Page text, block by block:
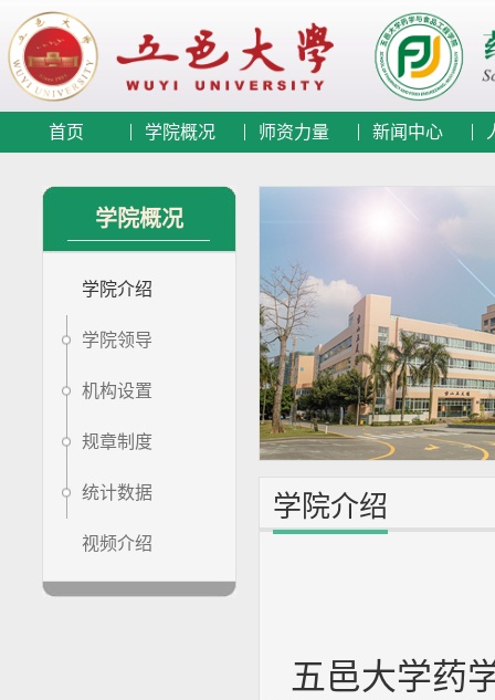
首页 学院概况 师资力量 新闻中心
学院概况
学院介绍
学院领导
机构设置
规章制度
统计数据
视频介绍
学院介绍
五邑大学药